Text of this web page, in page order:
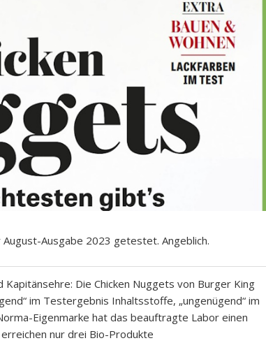
Ausgabe 2023 getestet. Angeblich.
Kapitänsehre: Die Chicken Nuggets von Burger King
im Testergebnis Inhaltsstoffe, „ungenügend“ im
Eigenmarke hat das beauftragte Labor einen
nur drei Bio-Produkte